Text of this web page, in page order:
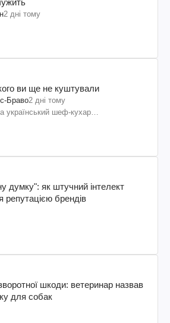
2 дні тому
ви ще не куштували
Браво2 дні тому
український шеф-кухар
думку": як штучний інтелект
репутацією брендів
шкоди: ветеринар назвав
для собак